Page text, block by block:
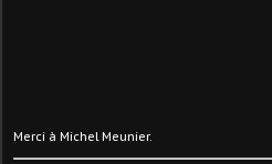
Merci à Michel Meunier.